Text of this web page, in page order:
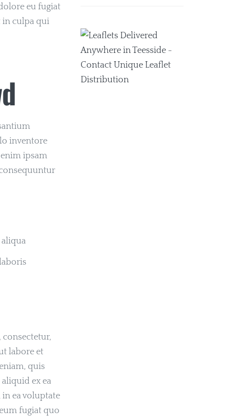
eu fugiat
in culpa qui
inventore
ipsam
labore et
quis
ex ea
ea voluptate
fugiat quo